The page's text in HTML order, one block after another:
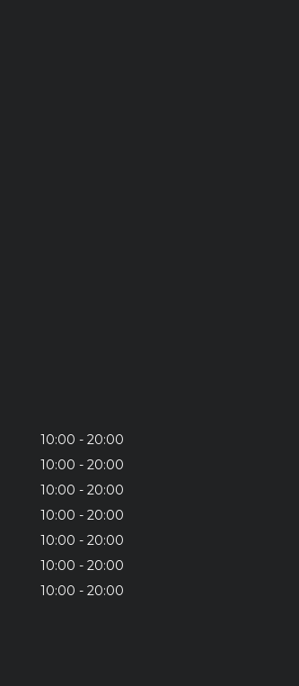
10:00
20:00
10:00
20:00
10:00
20:00
10:00
20:00
10:00
20:00
10:00
20:00
10:00 20:00